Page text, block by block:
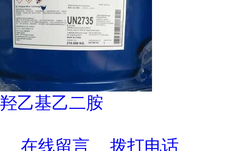
羟乙基乙二胺
在线留言 拨打电话